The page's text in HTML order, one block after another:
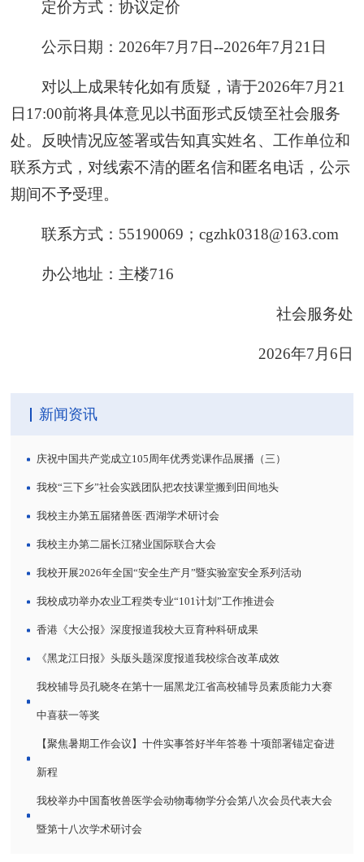
定价方式：协议定价
公示日期：2026年7月7日--2026年7月21日
对以上成果转化如有质疑，请于2026年7月21
日17:00前将具体意见以书面形式反馈至社会服务
处。反映情况应签署或告知真实姓名、工作单位和
联系方式，对线索不清的匿名信和匿名电话，公示
期间不予受理。
联系方式：55190069；cgzhk0318@163.com
办公地址：主楼716
社会服务处
2026年7月6日
新闻资讯
庆祝中国共产党成立105周年优秀党课作品展播（三）
我校“三下乡”社会实践团队把农技课堂搬到田间地头
我校主办第五届猪兽医·西湖学术研讨会
我校主办第二届长江猪业国际联合大会
我校开展2026年全国“安全生产月”暨实验室安全系列活动
我校成功举办农业工程类专业“101计划”工作推进会
香港《大公报》深度报道我校大豆育种科研成果
《黑龙江日报》头版头题深度报道我校综合改革成效
我校辅导员孔晓冬在第十一届黑龙江省高校辅导员素质能力大赛
中喜获一等奖
【聚焦暑期工作会议】十件实事答好半年答卷 十项部署锚定奋进
新程
我校举办中国畜牧兽医学会动物毒物学分会第八次会员代表大会
暨第十八次学术研讨会